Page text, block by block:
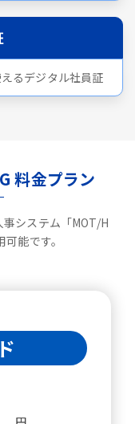
るデジタル社員証
料金プラン
システム「MOT/H
能です。